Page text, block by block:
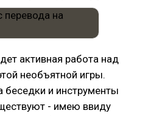
активная работа над
необъятной игры.
беседки и инструменты
- имею ввиду